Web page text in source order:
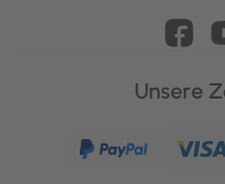
Unsere